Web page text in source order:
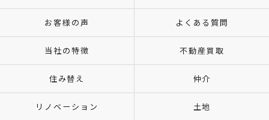
お客様の声 よくある質問
当社の特徴 不動産買取
住み替え 仲介
リノベーション 土地